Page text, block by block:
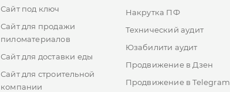
Сайт под ключ
Сайт для продажи
пиломатериалов
Сайт для доставки еды
Сайт для строительной
компании
Накрутка ПФ
Технический аудит
Юзабилити аудит
Продвижение в Дзен
Продвижение в Telegram